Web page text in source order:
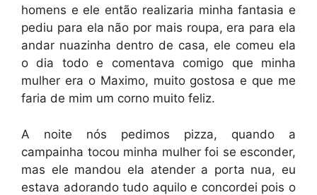
homens e ele então realizaria minha fantasia e
pediu para ela não por mais roupa, era para ela
andar nuazinha dentro de casa, ele comeu ela
o dia todo e comentava comigo que minha
mulher era o Maximo, muito gostosa e que me
faria de mim um corno muito feliz.
A noite nós pedimos pizza, quando a
campainha tocou minha mulher foi se esconder,
mas ele mandou ela atender a porta nua, eu
estava adorando tudo aquilo e concordei pois o